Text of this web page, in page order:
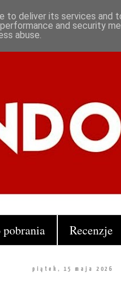
pobrania Recenzje
piątek, 15 maja 2026
to deliver its services and
and security
abuse.